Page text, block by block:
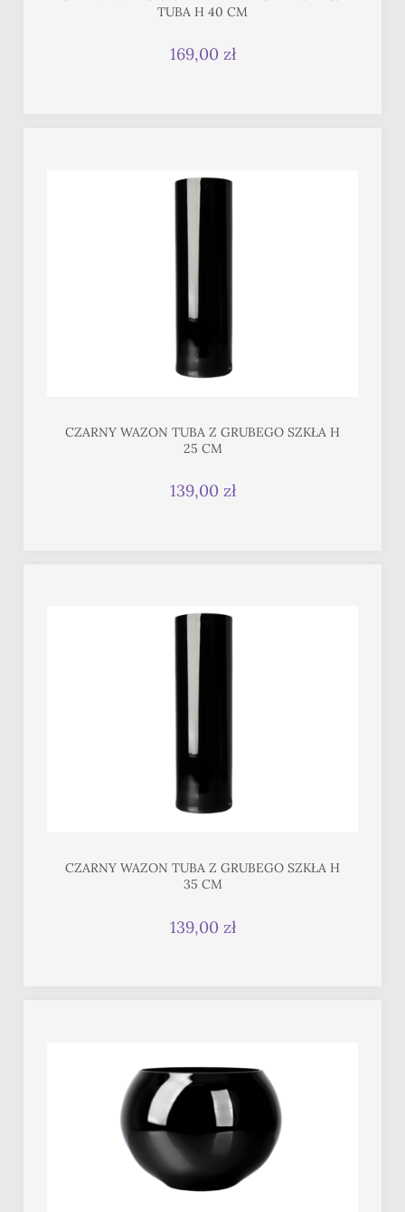
TUBA H 40 CM
169,00 zł
CZARNY WAZON TUBA Z GRUBEGO SZKŁA H
25 CM
139,00 zł
CZARNY WAZON TUBA Z GRUBEGO SZKŁA H
35 CM
139,00 zł